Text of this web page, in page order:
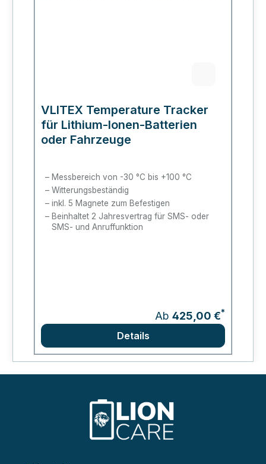
VLITEX Temperature Tracker
für Lithium-Ionen-Batterien
oder Fahrzeuge
Messbereich von -30 °C bis +100 °C
Witterungsbeständig
inkl. 5 Magnete zum Befestigen
Beinhaltet 2 Jahresvertrag für SMS- oder
SMS- und Anruffunktion
Ab 425,00 €*
Details